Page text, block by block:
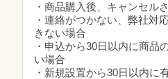
・商品購入後、キャンセル
・連絡がつかない、弊社対
きない場合
・申込から30日以内に商品
い場合
・新規設置から30日以内に